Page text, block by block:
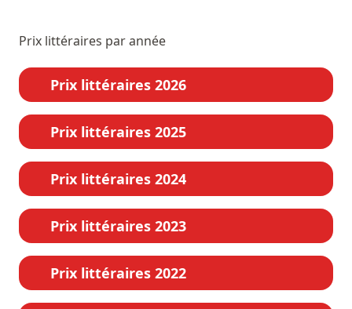
Prix littéraires par année
Prix littéraires 2026
Prix littéraires 2025
Prix littéraires 2024
Prix littéraires 2023
Prix littéraires 2022